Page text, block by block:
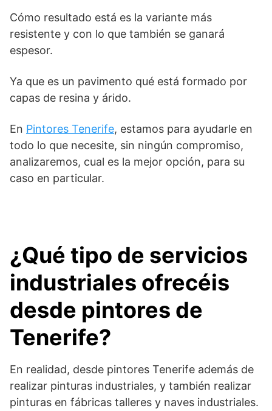
Cómo resultado está es la variante más
resistente y con lo que también se ganará
espesor.
Ya que es un pavimento qué está formado por
capas de resina y árido.
En Pintores Tenerife, estamos para ayudarle en
todo lo que necesite, sin ningún compromiso,
analizaremos, cual es la mejor opción, para su
caso en particular.
¿Qué tipo de servicios
industriales ofrecéis
desde pintores de
Tenerife?
En realidad, desde pintores Tenerife además de
realizar pinturas industriales, y también realizar
pinturas en fábricas talleres y naves industriales.